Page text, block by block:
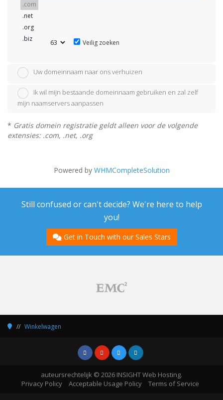
Veilig zoeken
Uw domeinnaam naar ons verhuizen
Ik wil mijn bestaande domeinnaam gebruiken en zal zelf
mijn naamservers aanpassen
* Gratis domein registratie geldt alleen voor de volgende
extensies: .com, .net, .org
Powered by WHMCompleteSolution
Still confused or can't decide? We're here to help
you!
Get in Touch with our Sales Stars
Winkelwagen
auteursrechtelijk © 2026 INSIGHT Web Hosting.
Privacy Policy
Acceptable Usage Policy Terms of Service